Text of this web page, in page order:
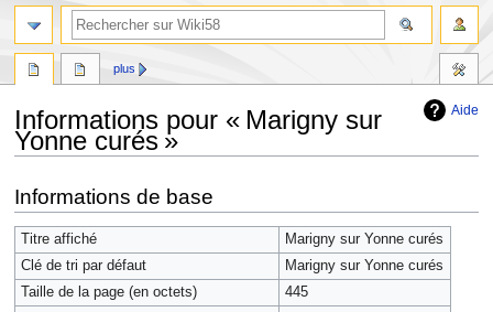
Aide
Informations pour « Marigny sur
Yonne curés »
à
la
navigation
à
la
recherche
Informations de base
Titre affiché
Marigny sur Yonne curés
Clé de tri par défaut
Marigny sur Yonne curés
Taille de la page (en octets)
445
plus